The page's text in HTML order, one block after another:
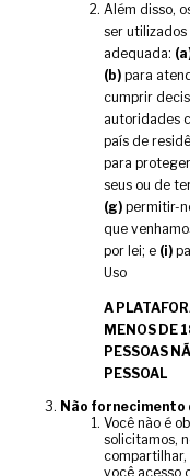
Além disso,
ser utilizados
adequada:
(b) para
cumprir
autoridades
país de
para
seus ou de
(g) permitir-
que
por lei; e (i)
Uso
A
MENOS DE
PESSOAS
PESSOAL
Não fornecimento
Você não é
solicitamos,
compartilhar,
você acesso